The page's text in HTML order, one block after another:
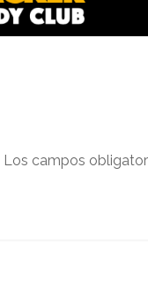
Los campos